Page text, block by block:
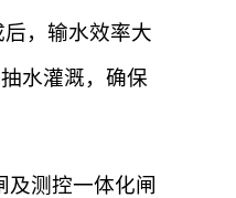
，输水效率大
水灌溉，确保
测控一体化闸